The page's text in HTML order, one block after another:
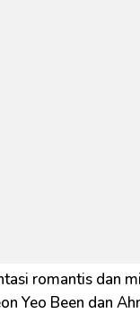
romantis dan
Yeo Been dan